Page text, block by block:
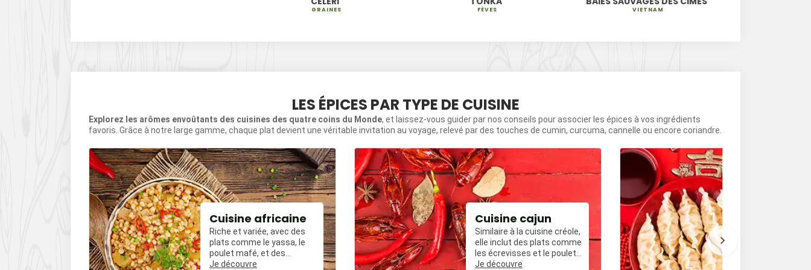
GRAINES FÈVES VIETNAM
LES ÉPICES PAR TYPE DE CUISINE
Explorez les arômes envoûtants des cuisines des quatre coins du Monde, et laissez-vous guider par nos conseils pour associer les épices à vos ingrédients
favoris. Grâce à notre large gamme, chaque plat devient une véritable invitation au voyage, relevé par des touches de cumin, curcuma, cannelle ou encore coriandre.
Cuisine africaine
Riche et variée, avec des
plats comme le yassa, le
poulet mafé, et des
influences épicées avec du
Je découvre
Cuisine cajun
Similaire à la cuisine créole,
elle inclut des plats comme
les écrevisses et le poulet
frit épicé.
Je découvre